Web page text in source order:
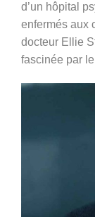
d’un hôpital
enfermés aux
docteur Ellie
fascinée par